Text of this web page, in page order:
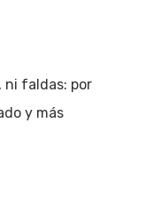
ni faldas: por
y más